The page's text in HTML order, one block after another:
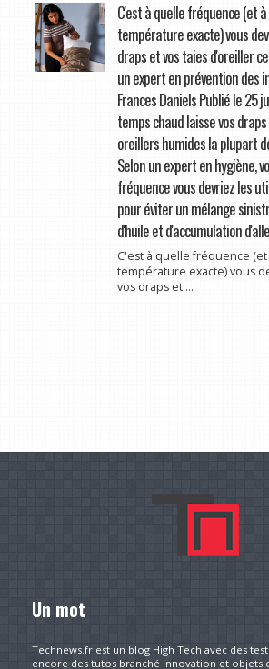
C'est à quelle fréquence (et
température exacte) vous
draps et vos taies d'oreiller
un expert en prévention des
Frances Daniels Publié le 25
temps chaud laisse vos
oreillers humides la plupart
Selon un expert en hygiène,
fréquence vous devriez les
pour éviter un mélange
d'huile et d'accumulation
C'est à quelle fréquence (et
température exacte) vous
vos draps et ...
Un mot
Technews.fr est un blog High Tech avec des
encore des tutos branché innovation et objets